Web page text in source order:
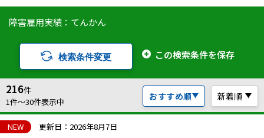
障害雇用実績：てんかん
検索条件変更 この検索条件を保存
おすすめ順 新着順
216件
1件〜30件表示中
NEW 更新日：2026年8月7日
障害者アスリート専門の就転職支援サービス
ハイスキルな障害者の転職支援サービス
求人を検索する
求人を紹介してもらう
スカウトを受ける
就労移行支援サービス